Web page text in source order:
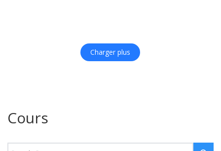
Charger plus
Cours